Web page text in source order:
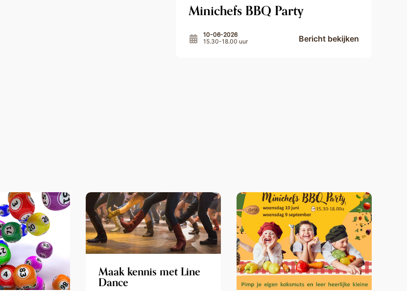
Minichefs BBQ Party
10-06-2026
15.30-18.00 uur
Bericht bekijken
Maak kennis met Line
Dance